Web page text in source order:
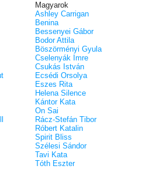
Magyarok
Ashley Carrigan
Benina
Bessenyei Gábor
Bodor Attila
Böszörményi Gyula
Cselenyák Imre
Csukás István
Ecsédi Orsolya
Eszes Rita
Helena Silence
Kántor Kata
On Sai
Rácz-Stefán Tibor
Róbert Katalin
Spirit Bliss
Szélesi Sándor
Tavi Kata
Tóth Eszter